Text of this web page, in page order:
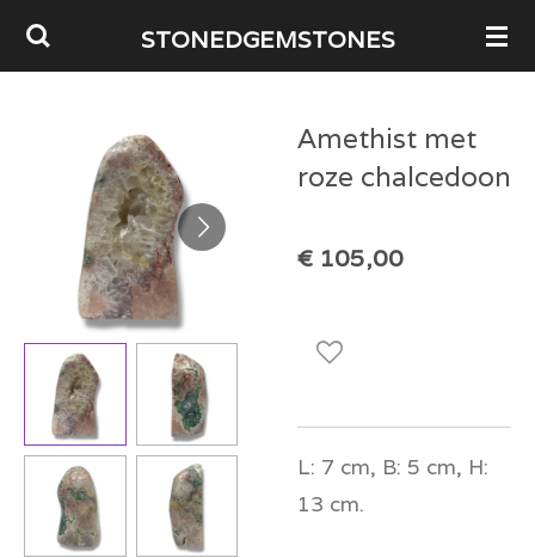
Ga
direct
hoofdinhoud
STONEDGEMSTONES
Amethist met
roze chalcedoon
€ 105,00
L: 7 cm, B: 5 cm, H:
13 cm.